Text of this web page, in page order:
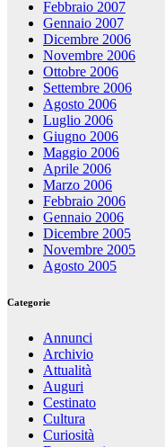
Febbraio 2007
Gennaio 2007
Dicembre 2006
Novembre 2006
Ottobre 2006
Settembre 2006
Agosto 2006
Luglio 2006
Giugno 2006
Maggio 2006
Aprile 2006
Marzo 2006
Febbraio 2006
Gennaio 2006
Dicembre 2005
Novembre 2005
Agosto 2005
Categorie
Annunci
Archivio
Attualità
Auguri
Cestinato
Cultura
Curiosità